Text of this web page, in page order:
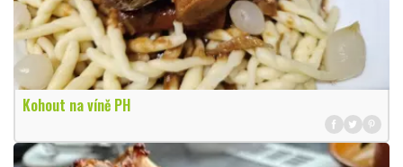
Kohout na víně PH